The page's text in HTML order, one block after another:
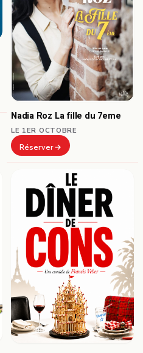
Nadia Roz La fille du 7eme
LE 1ER OCTOBRE
Réserver